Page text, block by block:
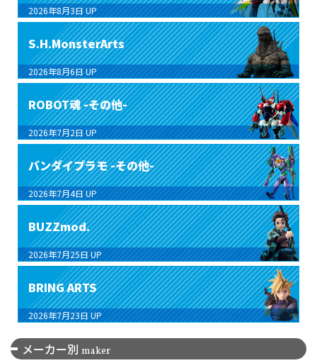
2026年8月3日 UP
S.H.MonsterArts
2026年8月6日 UP
ROBOT魂 -その他-
2026年7月2日 UP
バンダイプラモ -その他-
2026年7月4日 UP
BUZZmod.
2026年7月25日 UP
BRING ARTS
2026年7月23日 UP
メーカー別 maker